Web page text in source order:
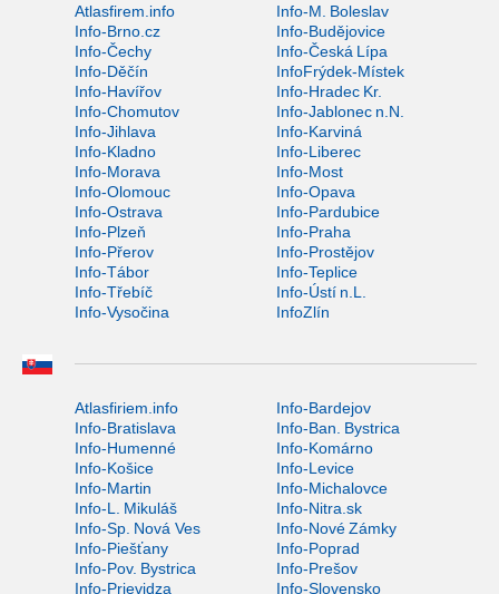
Atlasfirem.info
Info-M. Boleslav
Info-Brno.cz
Info-Budějovice
Info-Čechy
Info-Česká Lípa
Info-Děčín
InfoFrýdek-Místek
Info-Havířov
Info-Hradec Kr.
Info-Chomutov
Info-Jablonec n.N.
Info-Jihlava
Info-Karviná
Info-Kladno
Info-Liberec
Info-Morava
Info-Most
Info-Olomouc
Info-Opava
Info-Ostrava
Info-Pardubice
Info-Plzeň
Info-Praha
Info-Přerov
Info-Prostějov
Info-Tábor
Info-Teplice
Info-Třebíč
Info-Ústí n.L.
Info-Vysočina
InfoZlín
Atlasfiriem.info
Info-Bardejov
Info-Bratislava
Info-Ban. Bystrica
Info-Humenné
Info-Komárno
Info-Košice
Info-Levice
Info-Martin
Info-Michalovce
Info-L. Mikuláš
Info-Nitra.sk
Info-Sp. Nová Ves
Info-Nové Zámky
Info-Piešťany
Info-Poprad
Info-Pov. Bystrica
Info-Prešov
Info-Prievidza
Info-Slovensko